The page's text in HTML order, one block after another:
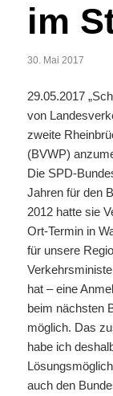
im
30. Mai 2017
29.05.2017
von
zweite
(BVWP)
Die SPD-
Jahren für den
2012 hatte sie
Ort-Termin in
für unsere
hat – eine
beim nächsten
möglich. Das
habe ich
auch den